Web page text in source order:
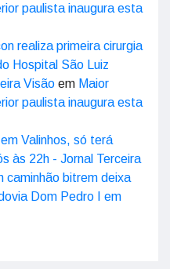
paulista inaugura esta
realiza primeira cirurgia
Hospital São Luiz
Visão em Maior
paulista inaugura esta
Valinhos, só terá
às 22h - Jornal Terceira
caminhão bitrem deixa
Dom Pedro I em